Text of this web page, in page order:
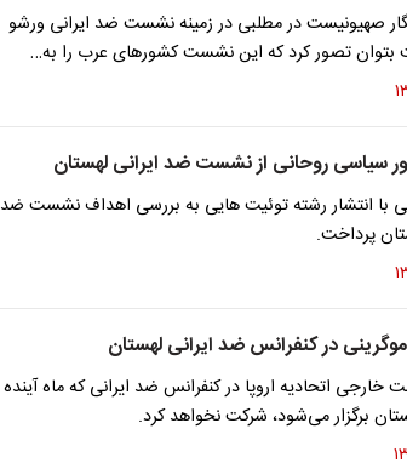
صهیونیست در مطلبی در زمینه نشست ضد ایرانی ورشو
تصور کرد که این نشست کشور‌های عرب را به…
سیاسی روحانی از نشست ضد ایرانی لهستان
با انتشار رشته توئیت هایی به بررسی اهداف نشست ضد
پرداخت.
در کنفرانس ضد ایرانی لهستان
اتحادیه اروپا در کنفرانس ضد ایرانی که ماه آینده
برگزار می‌شود، شرکت نخواهد کرد.